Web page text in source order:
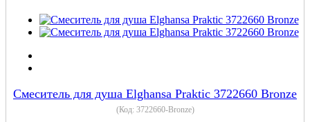
Смеситель для душа Elghansa Praktic 3722660 Bronze
(Код: 3722660-Bronze)